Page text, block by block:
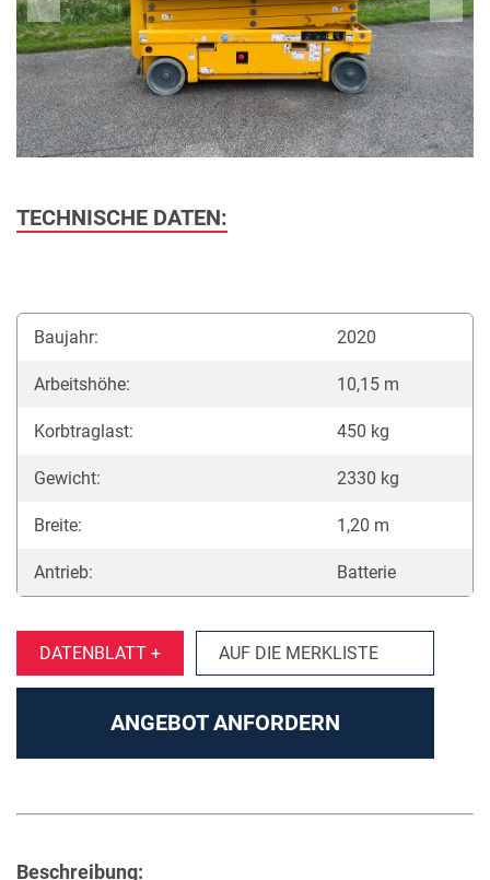
TECHNISCHE DATEN:
Baujahr: 2020
Arbeitshöhe: 10,15 m
Korbtraglast: 450 kg
Gewicht: 2330 kg
Breite: 1,20 m
Antrieb: Batterie
DATENBLATT + AUF DIE MERKLISTE
ANGEBOT ANFORDERN
Beschreibung: